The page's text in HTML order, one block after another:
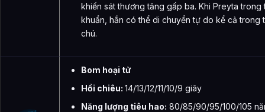
khiến sát thương tăng gấp ba. Khi Preyta trong
khuẩn, hắn có thể di chuyển tự do kể cả trong
chú.
Bom hoại tử
Hồi chiêu: 14/13/12/11/10/9 giây
Năng lượng tiêu hao: 80/85/90/95/100/105